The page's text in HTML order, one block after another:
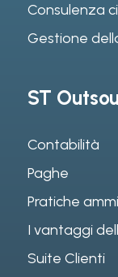
Consulenza
Gestione
ST
Contabilità
Paghe
Pratiche
I vantaggi
Suite Clienti